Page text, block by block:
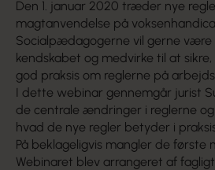
Den 1. januar 2020 træder nye
magtanvendelse på
Socialpædagogerne vil gerne
kendskabet og medvirke til at
god praksis om reglerne på
I dette webinar gennemgår jurist
de centrale ændringer i reglerne
hvad de nye regler betyder i
På beklageligvis mangler de første
Webinaret blev arrangeret af